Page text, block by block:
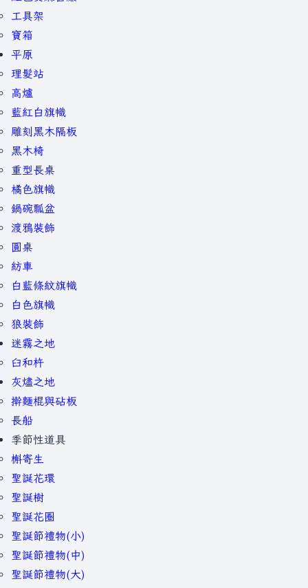
工具架
寶箱
平原
理髮站
高爐
藍紅白旗幟
雕刻黑木隔板
黑木椅
重型長桌
橘色旗幟
鍋碗瓢盆
渡鴉裝飾
圓桌
紡車
白藍條紋旗幟
白色旗幟
狼裝飾
迷霧之地
臼和杵
灰燼之地
擀麵棍與砧板
長船
季節性道具
槲寄生
聖誕花環
聖誕樹
聖誕花圈
聖誕節禮物(小)
聖誕節禮物(中)
聖誕節禮物(大)